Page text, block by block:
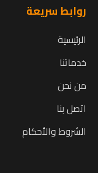
روابط سريعة
الرئيسية
خدماتنا
من نحن
اتصل بنا
الشروط والأحكام